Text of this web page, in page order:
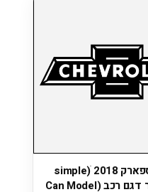
שברולט ספארק 2018 ׁ(simple
soft) בחר דגם רכב (Can Model